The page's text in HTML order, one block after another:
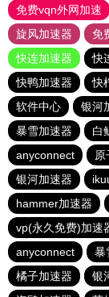
免费vqn外网加速
旋风加速器
免
快连加速器
快
快鸭加速器
快
软件中心
银河
暴雪加速器
白
anyconnect
原
银河加速器
hammer加速器
vp(永久免费)加速
anyconnect
暴
橘子加速器
银